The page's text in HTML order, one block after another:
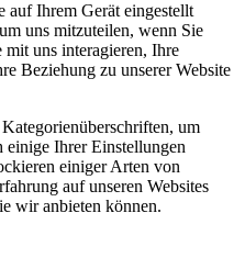
auf Ihrem Gerät eingestellt
uns mitzuteilen, wenn Sie
mit uns interagieren, Ihre
Beziehung zu unserer Website
um
einige Ihrer Einstellungen
einiger Arten von
auf unseren Websites
wir anbieten können.